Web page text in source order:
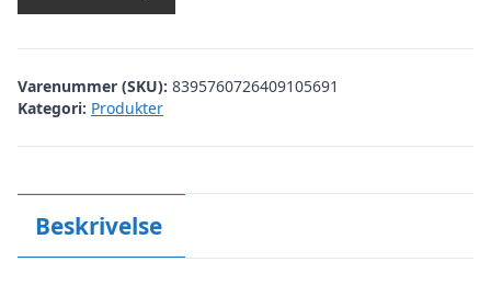
Varenummer (SKU): 8395760726409105691
Kategori: Produkter
Beskrivelse